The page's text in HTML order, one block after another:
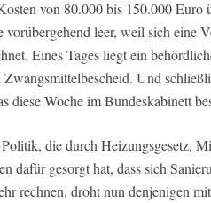
von 80.000 bis 150.000 Euro
leer, weil sich eine
Eines Tages liegt ein
Und
diese Woche im Bundeskabinett
die durch Heizungsgesetz,
dafür gesorgt hat, dass sich
rechnen, droht nun denjenigen